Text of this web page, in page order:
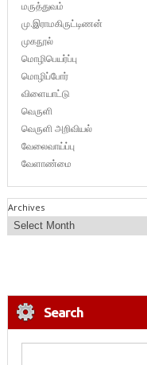
மருத்துவம்
மு.இராமகிருட்டிணன்
முகநூல்
மொழிபெயர்ப்பு
மொழிப்போர்
விளையாட்டு
வெருளி
வெருளி அறிவியல்
வேலைவாய்ப்பு
வேளாண்மை
Archives
Search